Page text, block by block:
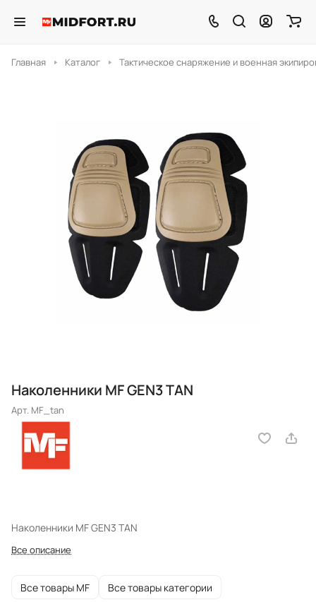
Главная Каталог Тактическое снаряжение и военная
Наколенники MF GEN3 TAN
Арт. MF_tan
Наколенники MF GEN3 TAN
Все описание
Все товары MF Все товары категории